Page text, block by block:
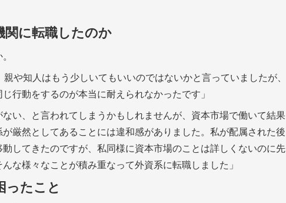
関に転職したのか
親や知人はもう少しいてもいいのではないかと言っていましたが、
行動をするのが本当に耐えられなかったです」
ない、と言われてしまうかもしれませんが、資本市場で働いて結果
厳然としてあることには違和感がありました。私が配属された後
してきたのですが、私同様に資本市場のことは詳しくないのに先
な様々なことが積み重なって外資系に転職しました」
ったこと